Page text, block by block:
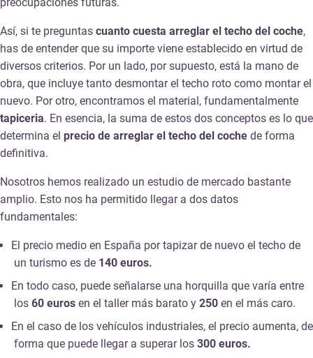
Así, si te preguntas cuanto cuesta arreglar el techo del coche,
has de entender que su importe viene establecido en virtud de
diversos criterios. Por un lado, por supuesto, está la mano de
obra, que incluye tanto desmontar el techo roto como montar el
nuevo. Por otro, encontramos el material, fundamentalmente
tapiceria. En esencia, la suma de estos dos conceptos es lo que
determina el precio de arreglar el techo del coche de forma
definitiva.
Nosotros hemos realizado un estudio de mercado bastante
amplio. Esto nos ha permitido llegar a dos datos
fundamentales:
El precio medio en España por tapizar de nuevo el techo de
un turismo es de 140 euros.
En todo caso, puede señalarse una horquilla que varía entre
los 60 euros en el taller más barato y 250 en el más caro.
En el caso de los vehículos industriales, el precio aumenta, de
forma que puede llegar a superar los 300 euros.